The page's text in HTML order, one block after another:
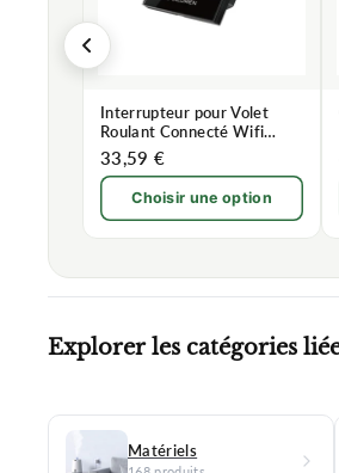
Interrupteur pour Volet
Roulant Connecté Wifi
Tactile
33,59 €
Choisir une option
Explorer les catégories
Matériels